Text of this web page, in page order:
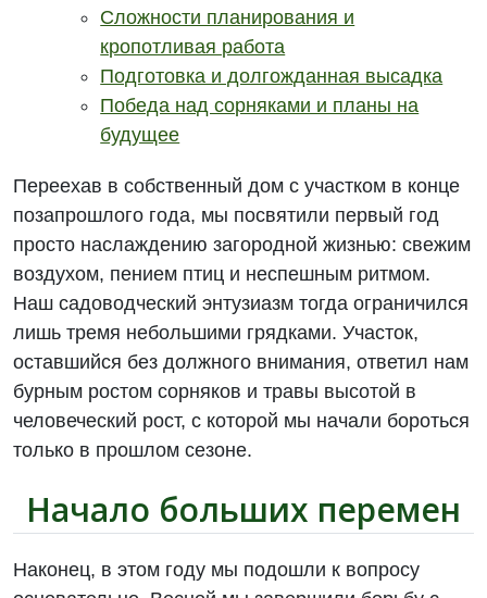
Сложности планирования и
кропотливая работа
Подготовка и долгожданная высадка
Победа над сорняками и планы на
будущее
Переехав в собственный дом с участком в конце
позапрошлого года, мы посвятили первый год
просто наслаждению загородной жизнью: свежим
воздухом, пением птиц и неспешным ритмом.
Наш садоводческий энтузиазм тогда ограничился
лишь тремя небольшими грядками. Участок,
оставшийся без должного внимания, ответил нам
бурным ростом сорняков и травы высотой в
человеческий рост, с которой мы начали бороться
только в прошлом сезоне.
Начало больших перемен
Наконец, в этом году мы подошли к вопросу